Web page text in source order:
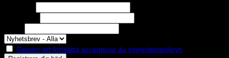
Genom att fortsätta accepterar du integritetspolicyn